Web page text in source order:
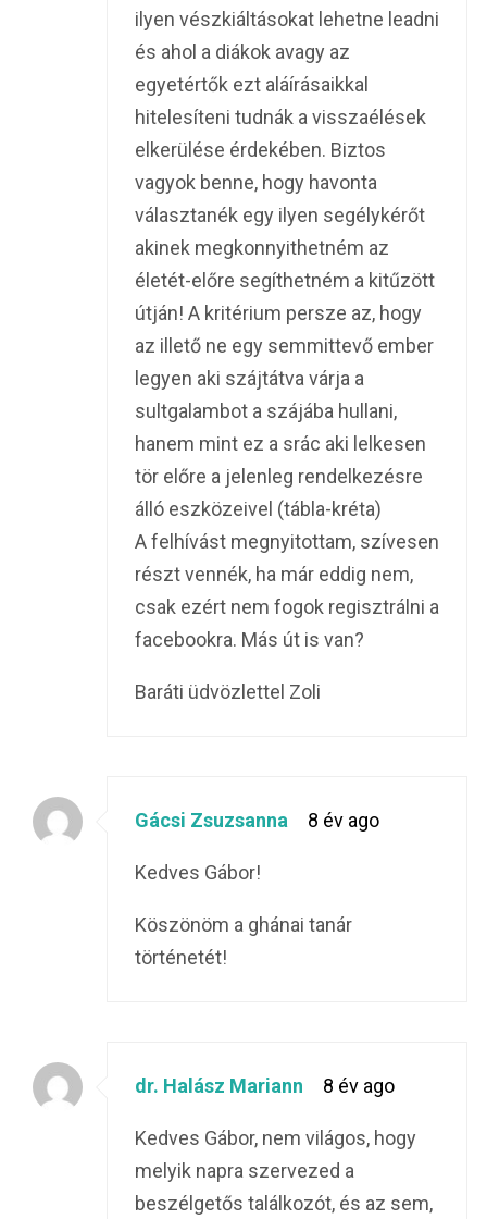
ilyen vészkiáltásokat lehetne leadni
és ahol a diákok avagy az
egyetértők ezt aláírásaikkal
hitelesíteni tudnák a visszaélések
elkerülése érdekében. Biztos
vagyok benne, hogy havonta
választanék egy ilyen segélykérőt
akinek megkonnyithetném az
életét-előre segíthetném a kitűzött
útján! A kritérium persze az, hogy
az illető ne egy semmittevő ember
legyen aki szájtátva várja a
sultgalambot a szájába hullani,
hanem mint ez a srác aki lelkesen
tör előre a jelenleg rendelkezésre
álló eszközeivel (tábla-kréta)
A felhívást megnyitottam, szívesen
részt vennék, ha már eddig nem,
csak ezért nem fogok regisztrálni a
facebookra. Más út is van?
Baráti üdvözlettel Zoli
Gácsi Zsuzsanna 8 év ago
Kedves Gábor!
Köszönöm a ghánai tanár
történetét!
dr. Halász Mariann 8 év ago
Kedves Gábor, nem világos, hogy
melyik napra szervezed a
beszélgetős találkozót, és az sem,